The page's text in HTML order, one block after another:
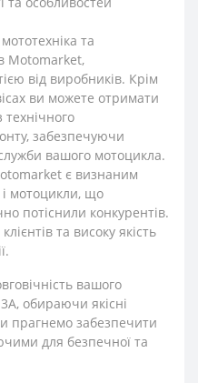
та
Motomarket,
від виробників. Крім
ви можете отримати
забезпечуючи
вашого мотоцикла.
є визнаним
мотоцикли, що
потіснили конкурентів.
та високу якість
вашого
обираючи якісні
прагнемо забезпечити
для безпечної та